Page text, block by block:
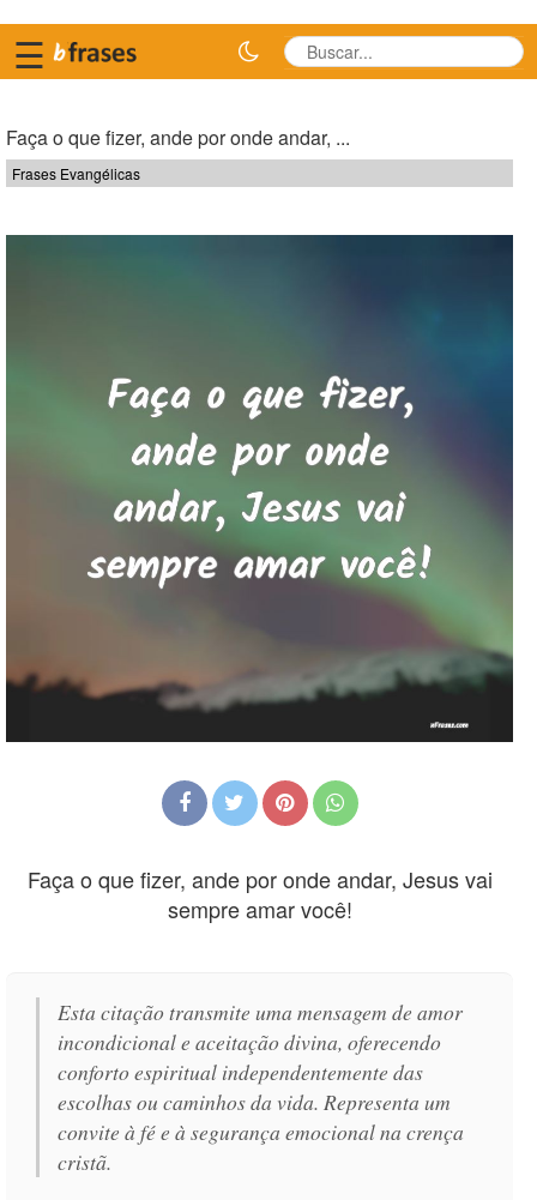
☰
Faça o que fizer, ande por onde andar, ...
Frases Evangélicas
Faça o que fizer, ande por onde andar, Jesus vai
sempre amar você!
Esta citação transmite uma mensagem de amor
incondicional e aceitação divina, oferecendo
conforto espiritual independentemente das
escolhas ou caminhos da vida. Representa um
convite à fé e à segurança emocional na crença
cristã.